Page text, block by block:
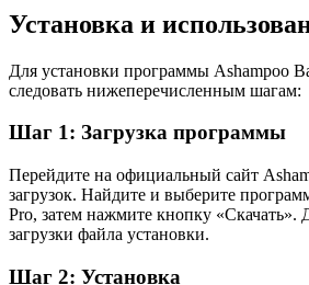
Установка и
Для установки программы Ashampoo
следовать нижеперечисленным шагам:
Шаг 1: Загрузка программы
Перейдите на официальный сайт
загрузок. Найдите и выберите
Pro, затем нажмите кнопку «Скачать».
загрузки файла установки.
Шаг 2: Установка